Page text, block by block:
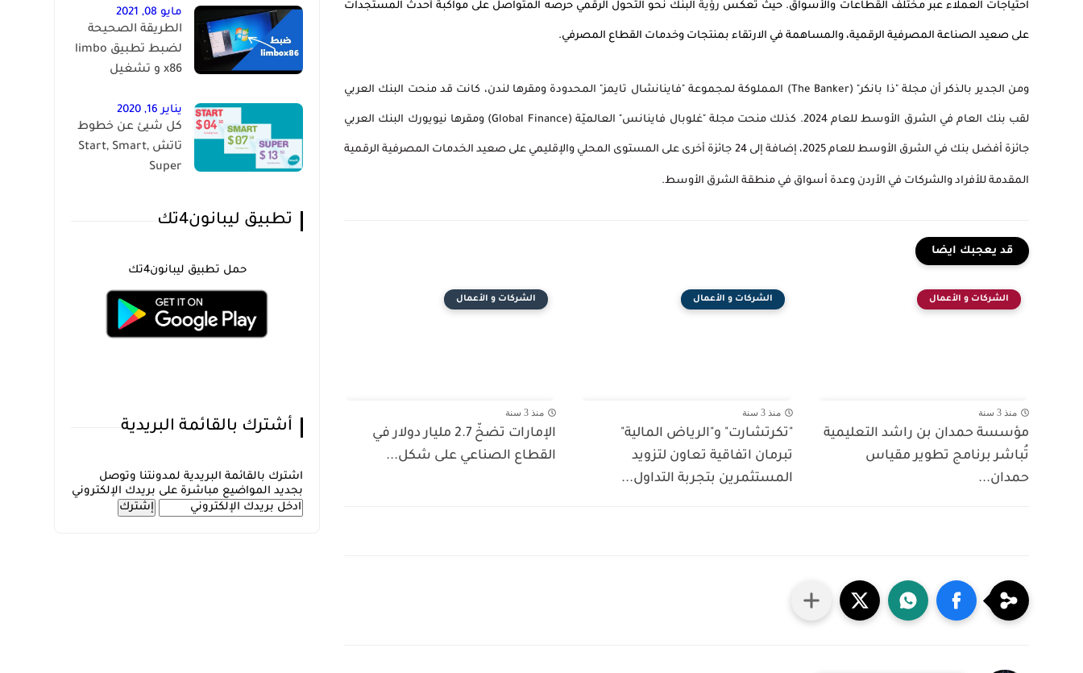
احتياجات العملاء عبر مختلف القطاعات والأسواق. حيث تعكس رؤية البنك نحو التحول الرقمي حرصه المتواصل على مواكبة أحدث المستجدات
على صعيد الصناعة المصرفية الرقمية، والمساهمة في الارتقاء بمنتجات وخدمات القطاع المصرفي.
ومن الجدير بالذكر أن مجلة "ذا بانكر" (The Banker) المملوكة لمجموعة "فاينانشال تايمز" المحدودة ومقرها لندن، كانت قد منحت البنك العربي
لقب بنك العام في الشرق الأوسط للعام 2024 . كذلك منحت مجلة "غلوبال فاينانس" العالميّة (Global Finance) ومقرها نيويورك البنك العربي
جائزة أفضل بنك في الشرق الأوسط للعام 2025، إضافة إلى 24 جائزة أخرى على المستوى المحلي والإقليمي على صعيد الخدمات المصرفية الرقمية
المقدمة للأفراد والشركات في الأردن وعدة أسواق في منطقة الشرق الأوسط.
قد يعجبك ايضا
الشركات و الأعمال
منذ 3 سنة
مؤسسة حمدان بن راشد التعليمية
تُباشر برنامج تطوير مقياس
حمدان...
الشركات و الأعمال
منذ 3 سنة
"تكرتشارت" و"الرياض المالية"
تبرمان اتفاقية تعاون لتزويد
المستثمرين بتجربة التداول...
الشركات و الأعمال
منذ 3 سنة
الإمارات تضخّ 2.7 مليار دولار في
القطاع الصناعي على شكل...
مايو 08, 2021
الطريقة الصحيحة
لضبط تطبيق limbo
x86 و تشغيل
يناير 16, 2020
كل شيئ عن خطوط
تاتش Start, Smart,
Super
تطبيق ليبانون4تك
حمل تطبيق ليبانون4تك
أشترك بالقائمة البريدية
اشترك بالقائمة البريدية لمدونتنا وتوصل
بجديد المواضيع مباشرة على بريدك الإلكتروني